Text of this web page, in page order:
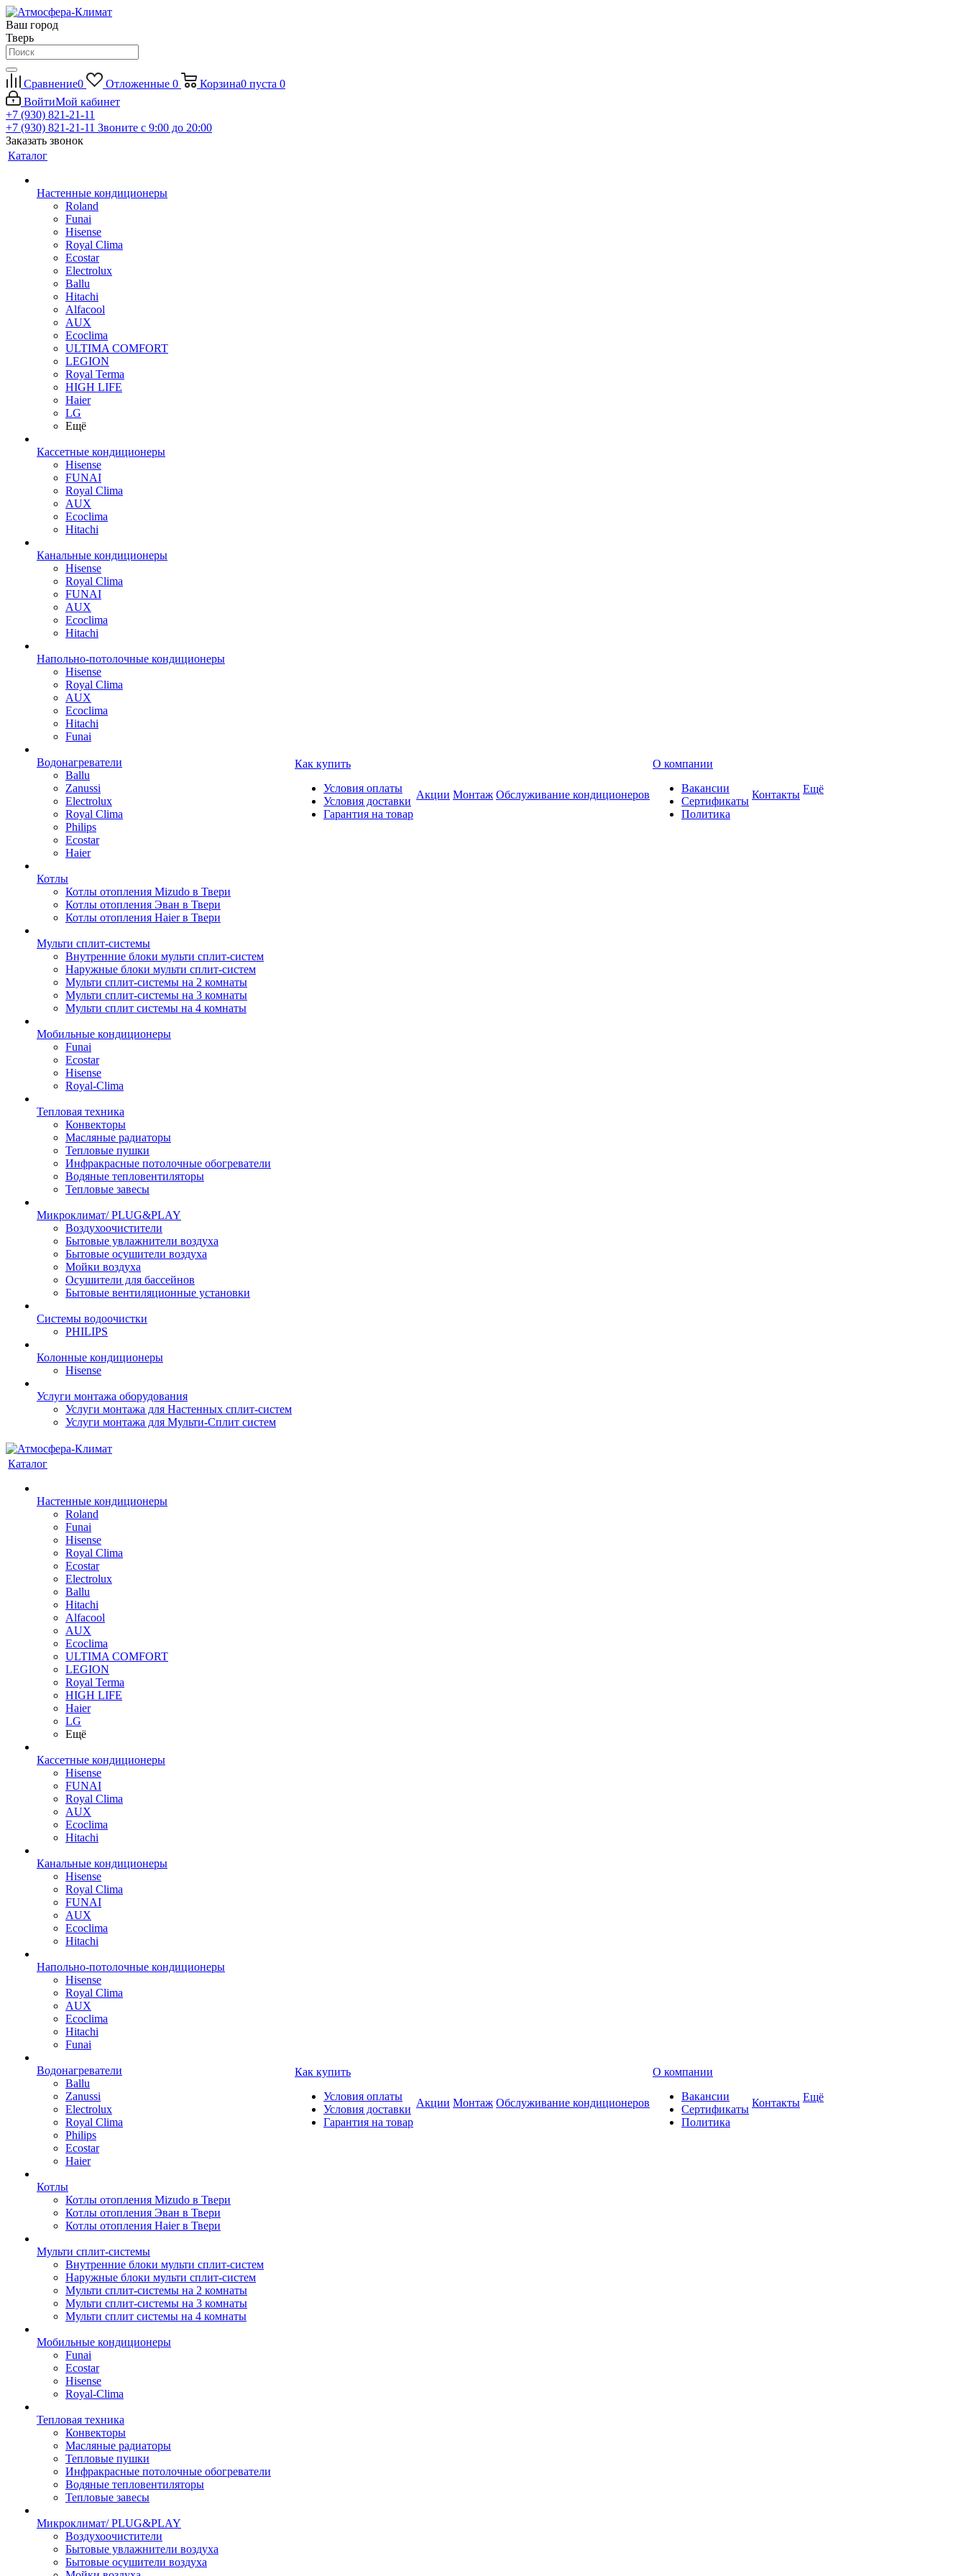
Ваш город
Тверь
Сравнение0 Отложенные 0 Корзина0 пуста 0
ВойтиМой кабинет
+7 (930) 821-21-11
+7 (930) 821-21-11 Звоните с 9:00 до 20:00
Заказать звонок
Каталог
Настенные кондиционеры
Roland
Funai
Hisense
Royal Clima
Ecostar
Electrolux
Ballu
Hitachi
Alfacool
AUX
Ecoclima
ULTIMA COMFORT
LEGION
Royal Terma
HIGH LIFE
Haier
LG
Ещё
Кассетные кондиционеры
Hisense
FUNAI
Royal Clima
AUX
Ecoclima
Hitachi
Канальные кондиционеры
Hisense
Royal Clima
FUNAI
AUX
Ecoclima
Hitachi
Напольно-потолочные кондиционеры
Hisense
Royal Clima
AUX
Ecoclima
Hitachi
Funai
Водонагреватели
Ballu
Zanussi
Electrolux
Royal Clima
Philips
Ecostar
Haier
Котлы
Котлы отопления Mizudo в Твери
Котлы отопления Эван в Твери
Котлы отопления Haier в Твери
Мульти сплит-системы
Внутренние блоки мульти сплит-систем
Наружные блоки мульти сплит-систем
Мульти сплит-системы на 2 комнаты
Мульти сплит-системы на 3 комнаты
Мульти сплит системы на 4 комнаты
Мобильные кондиционеры
Funai
Ecostar
Hisense
Royal-Clima
Тепловая техника
Конвекторы
Масляные радиаторы
Тепловые пушки
Инфракрасные потолочные обогреватели
Водяные тепловентиляторы
Тепловые завесы
Микроклимат/ PLUG&PLAY
Воздухоочистители
Бытовые увлажнители воздуха
Бытовые осушители воздуха
Мойки воздуха
Осушители для бассейнов
Бытовые вентиляционные установки
Системы водоочистки
PHILIPS
Колонные кондиционеры
Hisense
Услуги монтажа оборудования
Услуги монтажа для Настенных сплит-систем
Услуги монтажа для Мульти-Сплит систем
Как купить
Условия оплаты
Условия доставки
Гарантия на товар
Акции Монтаж Обслуживание кондиционеров
О компании
Вакансии
Сертификаты
Политика
Контакты Ещё
Каталог
Настенные кондиционеры
Roland
Funai
Hisense
Royal Clima
Ecostar
Electrolux
Ballu
Hitachi
Alfacool
AUX
Ecoclima
ULTIMA COMFORT
LEGION
Royal Terma
HIGH LIFE
Haier
LG
Ещё
Кассетные кондиционеры
Hisense
FUNAI
Royal Clima
AUX
Ecoclima
Hitachi
Канальные кондиционеры
Hisense
Royal Clima
FUNAI
AUX
Ecoclima
Hitachi
Напольно-потолочные кондиционеры
Hisense
Royal Clima
AUX
Ecoclima
Hitachi
Funai
Водонагреватели
Ballu
Zanussi
Electrolux
Royal Clima
Philips
Ecostar
Haier
Котлы
Котлы отопления Mizudo в Твери
Котлы отопления Эван в Твери
Котлы отопления Haier в Твери
Мульти сплит-системы
Внутренние блоки мульти сплит-систем
Наружные блоки мульти сплит-систем
Мульти сплит-системы на 2 комнаты
Мульти сплит-системы на 3 комнаты
Мульти сплит системы на 4 комнаты
Мобильные кондиционеры
Funai
Ecostar
Hisense
Royal-Clima
Тепловая техника
Конвекторы
Масляные радиаторы
Тепловые пушки
Инфракрасные потолочные обогреватели
Водяные тепловентиляторы
Тепловые завесы
Микроклимат/ PLUG&PLAY
Воздухоочистители
Бытовые увлажнители воздуха
Бытовые осушители воздуха
Как купить
Условия оплаты
Условия доставки
Гарантия на товар
Акции Монтаж Обслуживание кондиционеров
О компании
Вакансии
Сертификаты
Политика
Контакты Ещё